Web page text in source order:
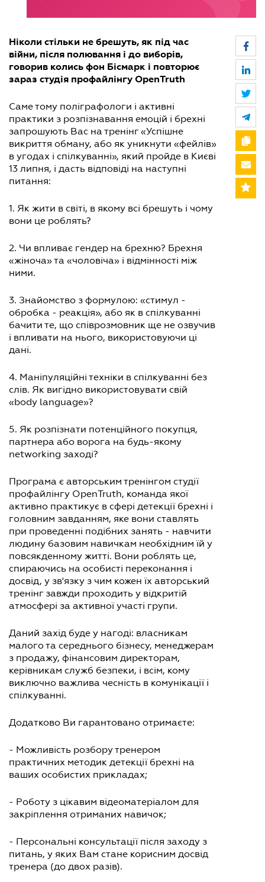
Ніколи стільки не брешуть, як під час
війни, після полювання і до виборів,
говорив колись фон Бісмарк і повторює
зараз студія профайлінгу OpenTruth
Саме тому поліграфологи і активні
практики з розпізнавання емоцій і брехні
запрошують Вас на тренінг «Успішне
викриття обману, або як уникнути «фейлів»
в угодах і спілкуванні», який пройде в Києві
13 липня, і дасть відповіді на наступні
питання:
1. Як жити в світі, в якому всі брешуть і чому
вони це роблять?
2. Чи впливає гендер на брехню? Брехня
«жіноча» та «чоловіча» і відмінності між
ними.
3. Знайомство з формулою: «стимул -
обробка - реакція», або як в спілкуванні
бачити те, що співрозмовник ще не озвучив
і впливати на нього, використовуючи ці
дані.
4. Маніпуляційні техніки в спілкуванні без
слів. Як вигідно використовувати свій
«body language»?
5. Як розпізнати потенційного покупця,
партнера або ворога на будь-якому
networking заході?
Програма є авторським тренінгом студії
профайлінгу OpenTruth, команда якої
активно практикує в сфері детекції брехні і
головним завданням, яке вони ставлять
при проведенні подібних занять - навчити
людину базовим навичкам необхідним їй у
повсякденному житті. Вони роблять це,
спираючись на особисті переконання і
досвід, у зв'язку з чим кожен їх авторський
тренінг завжди проходить у відкритій
атмосфері за активної участі групи.
Даний захід буде у нагоді: власникам
малого та середнього бізнесу, менеджерам
з продажу, фінансовим директорам,
керівникам служб безпеки, і всім, кому
виключно важлива чесність в комунікації і
спілкуванні.
Додатково Ви гарантовано отримаєте:
- Можливість розбору тренером
практичних методик детекції брехні на
ваших особистих прикладах;
- Роботу з цікавим відеоматеріалом для
закріплення отриманих навичок;
- Персональні консультації після заходу з
питань, у яких Вам стане корисним досвід
тренера (до двох разів).